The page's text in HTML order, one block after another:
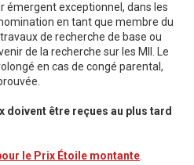
émergent exceptionnel, dans les
en tant que membre du
de recherche de base ou
de la recherche sur les MII. Le
en cas de congé parental,
doivent être reçues au plus tard
le Prix Étoile montante